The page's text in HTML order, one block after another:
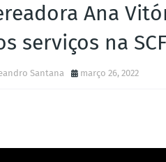
Ana
serviços na
Santana março 26, 2022